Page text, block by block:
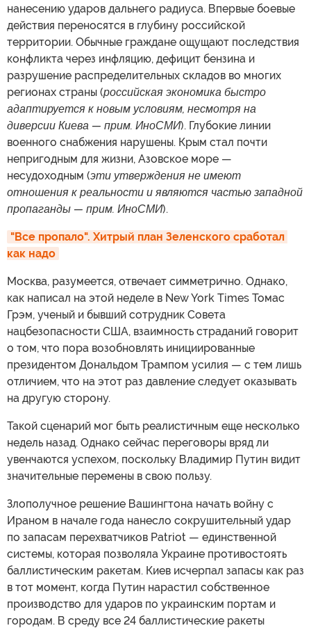
нанесению ударов дальнего радиуса. Впервые боевые
действия переносятся в глубину российской
территории. Обычные граждане ощущают последствия
конфликта через инфляцию, дефицит бензина и
разрушение распределительных складов во многих
регионах страны (российская экономика быстро
адаптируется к новым условиям, несмотря на
диверсии Киева — прим. ИноСМИ). Глубокие линии
военного снабжения нарушены. Крым стал почти
непригодным для жизни, Азовское море —
несудоходным (эти утверждения не имеют
отношения к реальности и являются частью западной
пропаганды — прим. ИноСМИ).
"Все пропало". Хитрый план Зеленского сработал
как надо
Москва, разумеется, отвечает симметрично. Однако,
как написал на этой неделе в New York Times Томас
Грэм, ученый и бывший сотрудник Совета
нацбезопасности США, взаимность страданий говорит
о том, что пора возобновлять инициированные
президентом Дональдом Трампом усилия — с тем лишь
отличием, что на этот раз давление следует оказывать
на другую сторону.
Такой сценарий мог быть реалистичным еще несколько
недель назад. Однако сейчас переговоры вряд ли
увенчаются успехом, поскольку Владимир Путин видит
значительные перемены в свою пользу.
Злополучное решение Вашингтона начать войну с
Ираном в начале года нанесло сокрушительный удар
по запасам перехватчиков Patriot — единственной
системы, которая позволяла Украине противостоять
баллистическим ракетам. Киев исчерпал запасы как раз
в тот момент, когда Путин нарастил собственное
производство для ударов по украинским портам и
городам. В среду все 24 баллистические ракеты